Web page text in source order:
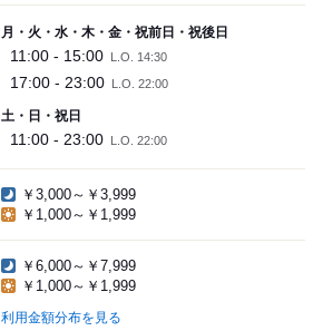
月・火・水・木・金・祝前日・祝後日
11:00 - 15:00 L.O. 14:30
17:00 - 23:00 L.O. 22:00
土・日・祝日
11:00 - 23:00 L.O. 22:00
￥3,000～￥3,999
￥1,000～￥1,999
￥6,000～￥7,999
￥1,000～￥1,999
利用金額分布を見る